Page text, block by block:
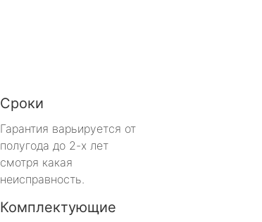
Сроки
Гарантия варьируется от
полугода до 2-х лет
смотря какая
неисправность.
Комплектующие